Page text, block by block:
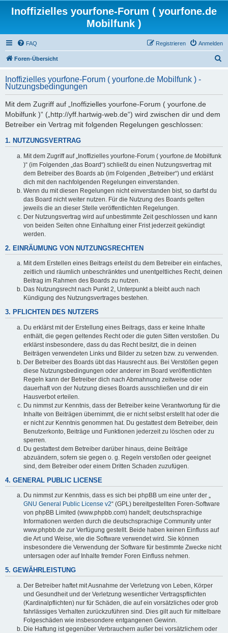
Inoffizielles yourfone-Forum ( yourfone.de
Mobilfunk )
FAQ Anmelden
Registrieren
Foren-Übersicht
h
Inoffizielles yourfone-Forum ( yourfone.de Mobilfunk ) -
Nutzungsbedingungen
Mit dem Zugriff auf „Inoffizielles yourfone-Forum ( yourfone.de
Mobilfunk )“ („http://yff.hartwig-web.de“) wird zwischen dir und dem
Betreiber ein Vertrag mit folgenden Regelungen geschlossen:
1. NUTZUNGSVERTRAG
Mit dem Zugriff auf „Inoffizielles yourfone-Forum ( yourfone.de Mobilfunk
)“ (im Folgenden „das Board“) schließt du einen Nutzungsvertrag mit
dem Betreiber des Boards ab (im Folgenden „Betreiber“) und erklärst
dich mit den nachfolgenden Regelungen einverstanden.
Wenn du mit diesen Regelungen nicht einverstanden bist, so darfst du
das Board nicht weiter nutzen. Für die Nutzung des Boards gelten
jeweils die an dieser Stelle veröffentlichten Regelungen.
Der Nutzungsvertrag wird auf unbestimmte Zeit geschlossen und kann
von beiden Seiten ohne Einhaltung einer Frist jederzeit gekündigt
werden.
2. EINRÄUMUNG VON NUTZUNGSRECHTEN
Mit dem Erstellen eines Beitrags erteilst du dem Betreiber ein einfaches,
zeitlich und räumlich unbeschränktes und unentgeltliches Recht, deinen
Beitrag im Rahmen des Boards zu nutzen.
Das Nutzungsrecht nach Punkt 2, Unterpunkt a bleibt auch nach
Kündigung des Nutzungsvertrages bestehen.
3. PFLICHTEN DES NUTZERS
Du erklärst mit der Erstellung eines Beitrags, dass er keine Inhalte
enthält, die gegen geltendes Recht oder die guten Sitten verstoßen. Du
erklärst insbesondere, dass du das Recht besitzt, die in deinen
Beiträgen verwendeten Links und Bilder zu setzen bzw. zu verwenden.
Der Betreiber des Boards übt das Hausrecht aus. Bei Verstößen gegen
diese Nutzungsbedingungen oder anderer im Board veröffentlichten
Regeln kann der Betreiber dich nach Abmahnung zeitweise oder
dauerhaft von der Nutzung dieses Boards ausschließen und dir ein
Hausverbot erteilen.
Du nimmst zur Kenntnis, dass der Betreiber keine Verantwortung für die
Inhalte von Beiträgen übernimmt, die er nicht selbst erstellt hat oder die
er nicht zur Kenntnis genommen hat. Du gestattest dem Betreiber, dein
Benutzerkonto, Beiträge und Funktionen jederzeit zu löschen oder zu
sperren.
Du gestattest dem Betreiber darüber hinaus, deine Beiträge
abzuändern, sofern sie gegen o. g. Regeln verstoßen oder geeignet
sind, dem Betreiber oder einem Dritten Schaden zuzufügen.
4. GENERAL PUBLIC LICENSE
Du nimmst zur Kenntnis, dass es sich bei phpBB um eine unter der „
GNU General Public License v2“ (GPL) bereitgestellten Foren-Software
von phpBB Limited (www.phpbb.com) handelt; deutschsprachige
Informationen werden durch die deutschsprachige Community unter
www.phpbb.de zur Verfügung gestellt. Beide haben keinen Einfluss auf
die Art und Weise, wie die Software verwendet wird. Sie können
insbesondere die Verwendung der Software für bestimmte Zwecke nicht
untersagen oder auf Inhalte fremder Foren Einfluss nehmen.
5. GEWÄHRLEISTUNG
Der Betreiber haftet mit Ausnahme der Verletzung von Leben, Körper
und Gesundheit und der Verletzung wesentlicher Vertragspflichten
(Kardinalpflichten) nur für Schäden, die auf ein vorsätzliches oder grob
fahrlässiges Verhalten zurückzuführen sind. Dies gilt auch für mittelbare
Folgeschäden wie insbesondere entgangenen Gewinn.
Die Haftung ist gegenüber Verbrauchern außer bei vorsätzlichem oder